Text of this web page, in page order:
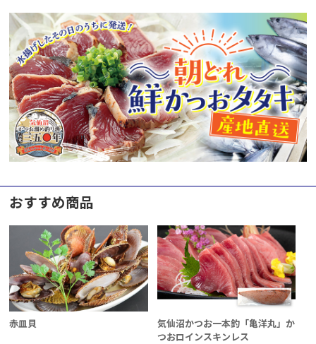
おすすめ商品
赤皿貝
気仙沼かつお一本釣「亀洋丸」か
つおロインスキンレス